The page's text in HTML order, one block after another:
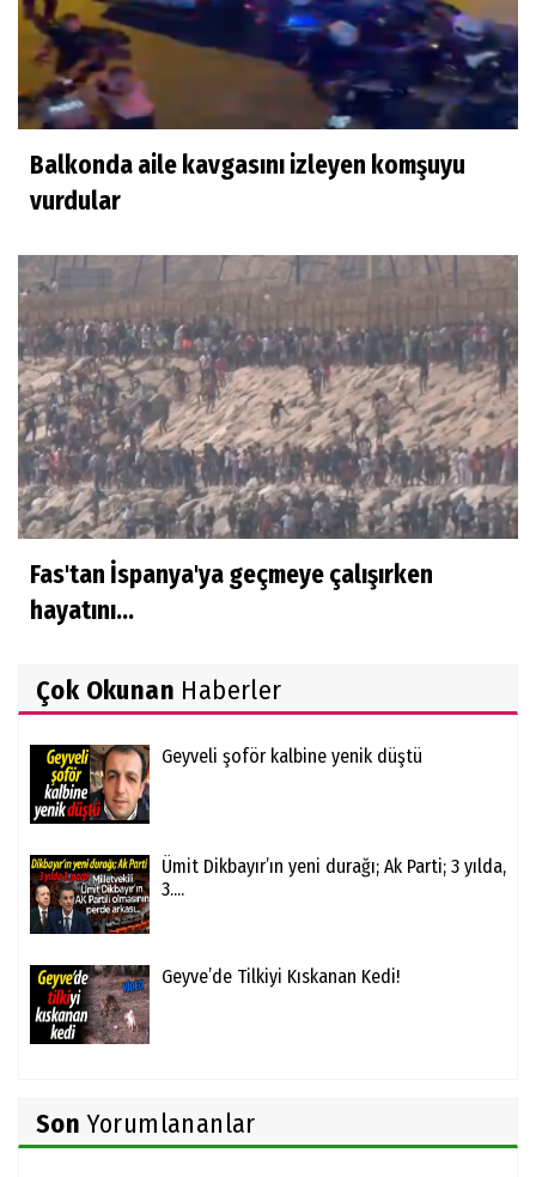
Balkonda aile kavgasını izleyen komşuyu
vurdular
Fas'tan İspanya'ya geçmeye çalışırken
hayatını...
Çok Okunan Haberler
Geyveli şoför kalbine yenik düştü
Ümit Dikbayır’ın yeni durağı; Ak Parti; 3 yılda,
3....
Geyve’de Tilkiyi Kıskanan Kedi!
Son Yorumlananlar